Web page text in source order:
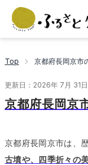
Top 京都府長岡京市
更新日： 2026年 7月 31日
京都府長岡京
京都府長岡京市は、
古墳や、四季折々の